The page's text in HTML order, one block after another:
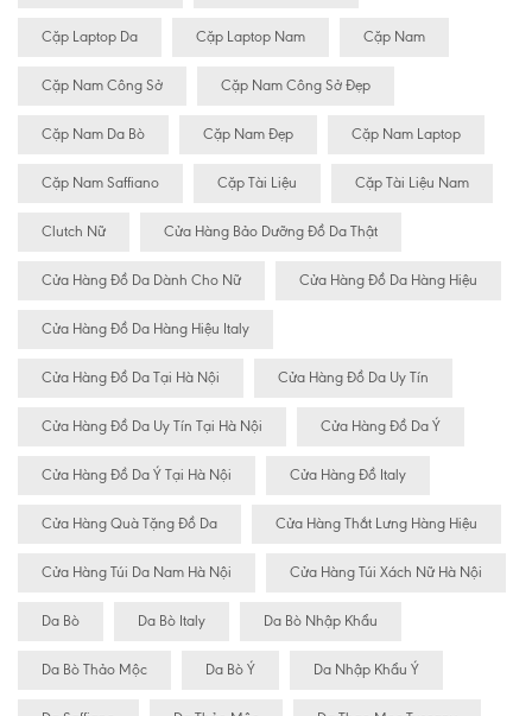
Cặp Laptop Da Cặp Laptop Nam Cặp Nam
Cặp Nam Công Sở Cặp Nam Công Sở Đẹp
Cặp Nam Da Bò Cặp Nam Đẹp Cặp Nam Laptop
Cặp Nam Saffiano Cặp Tài Liệu Cặp Tài Liệu Nam
Clutch Nữ Cửa Hàng Bảo Dưỡng Đồ Da Thật
Cửa Hàng Đồ Da Dành Cho Nữ Cửa Hàng Đồ Da Hàng Hiệu
Cửa Hàng Đồ Da Hàng Hiệu Italy
Cửa Hàng Đồ Da Tại Hà Nội Cửa Hàng Đồ Da Uy Tín
Cửa Hàng Đồ Da Uy Tín Tại Hà Nội Cửa Hàng Đồ Da Ý
Cửa Hàng Đồ Da Ý Tại Hà Nội Cửa Hàng Đồ Italy
Cửa Hàng Quà Tặng Đồ Da Cửa Hàng Thắt Lưng Hàng Hiệu
Cửa Hàng Túi Da Nam Hà Nội Cửa Hàng Túi Xách Nữ Hà Nội
Da Bò Da Bò Italy Da Bò Nhập Khẩu
Da Bò Thảo Mộc Da Bò Ý Da Nhập Khẩu Ý